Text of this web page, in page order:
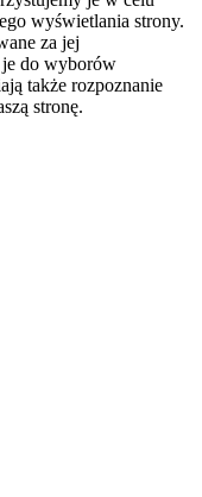
wyświetlania strony.
za jej
je do wyborów
także rozpoznanie
stronę.